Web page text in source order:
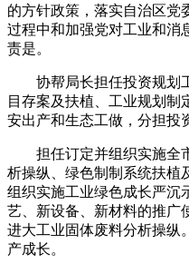
的方针政策，落实自治区党
过程中和加强党对工业和消
责是。
协帮局长担任投资规划
目存案及扶植、工业规划制
安出产和生态工做，分担投
担任订定并组织实施全
析操纵、绿色制制系统扶植
组织实施工业绿色成长严沉
艺、新设备、新材料的推广
进大工业固体废料分析操纵
产成长。